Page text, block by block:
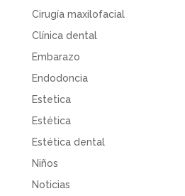
Cirugía maxilofacial
Clínica dental
Embarazo
Endodoncia
Estetica
Estética
Estética dental
Niños
Noticias